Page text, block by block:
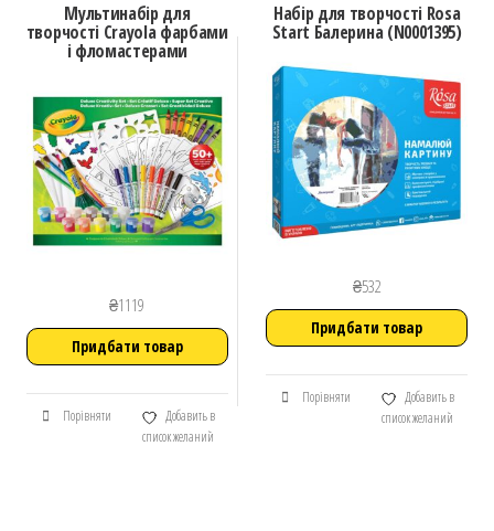
Мультинабір для
творчості Crayola фарбами
і фломастерами
₴1119
Придбати товар
Порівняти
Добавить в
список желаний
Набір для творчості Rosa
Start Балерина (N0001395)
₴532
Придбати товар
Порівняти
Добавить в
список желаний